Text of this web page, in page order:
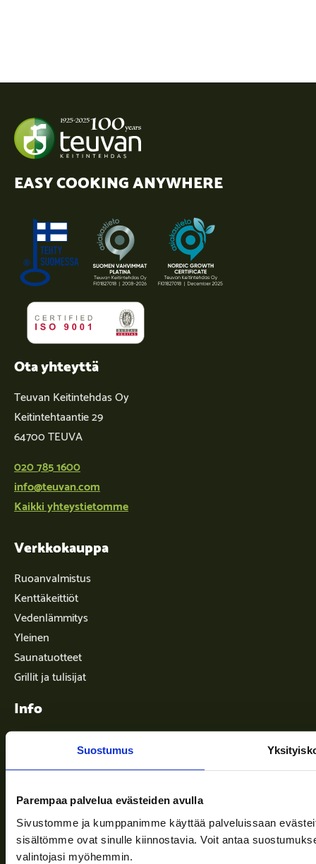
Suostumus
Parempaa palvelua evästeiden avulla
Sivustomme ja kumppanimme käyttää palveluissaan
sisältömme ovat sinulle kiinnostavia. Voit antaa
valintojasi myöhemmin.
EASY COOKING ANYWHERE
Ota yhteyttä
Teuvan Keitintehdas Oy
Keitintehtaantie 29
64700 TEUVA
020 785 1600
info@teuvan.com
Kaikki yhteystietomme
Verkkokauppa
Ruoanvalmistus
Kenttäkeittiöt
Vedenlämmitys
Yleinen
Saunatuotteet
Grillit ja tulisijat
Info
Toimitusehdot
Yritys
Tuki